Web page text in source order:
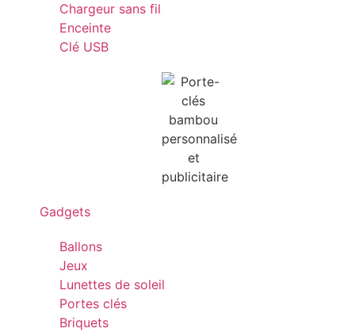
Chargeur sans fil
Enceinte
Clé USB
Gadgets
Ballons
Jeux
Lunettes de soleil
Portes clés
Briquets